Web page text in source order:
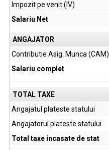
Impozit pe venit (IV)
Salariu Net
ANGAJATOR
Contributie Asig. Munca (CAM)
Salariu complet
TOTAL TAXE
Angajatul plateste statului
Angajatorul plateste statului
Total taxe incasate de stat